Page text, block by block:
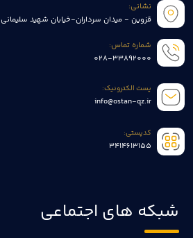
نشانی:
قزوین - میدان سرداران-خیابان شهید سلیمانی
شماره تماس:
028-33892000
پست الکترونیک:
info@ostan-qz.ir
کدپستی:
3414613155
شبکه های اجتماعی